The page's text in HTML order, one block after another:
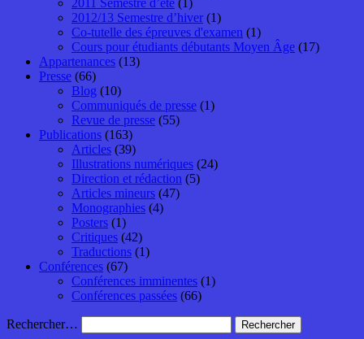
2011 Semestre d’été (1)
2012/13 Semestre d’hiver (1)
Co-tutelle des épreuves d'examen (1)
Cours pour étudiants débutants Moyen Âge (17)
Appartenances (13)
Presse (66)
Blog (10)
Communiqués de presse (1)
Revue de presse (55)
Publications (163)
Articles (39)
Illustrations numériques (24)
Direction et rédaction (5)
Articles mineurs (47)
Monographies (4)
Posters (1)
Critiques (42)
Traductions (1)
Conférences (67)
Conférences imminentes (1)
Conférences passées (66)
Rechercher…